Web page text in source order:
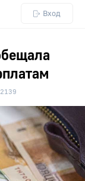
Вход
2139